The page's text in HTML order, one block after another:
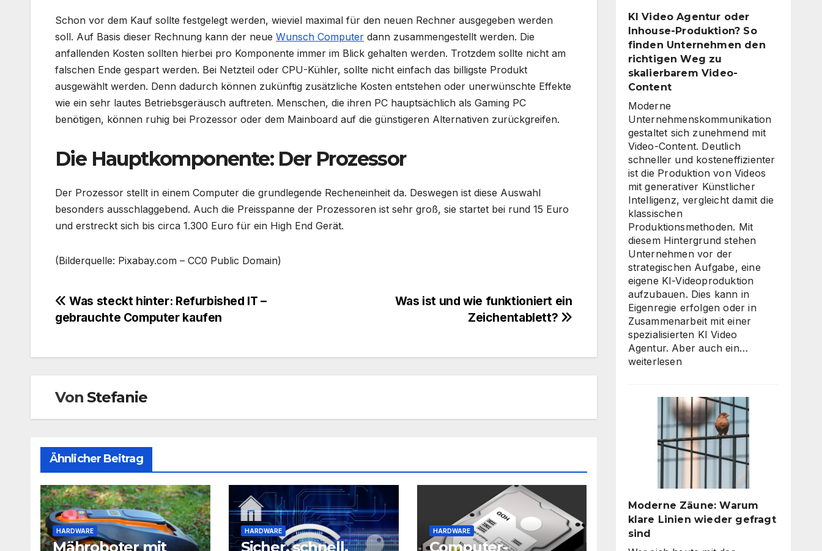
Schon vor dem Kauf sollte festgelegt werden, wieviel maximal für den neuen Rechner ausgegeben werden
soll. Auf Basis dieser Rechnung kann der neue Wunsch Computer dann zusammengestellt werden. Die
anfallenden Kosten sollten hierbei pro Komponente immer im Blick gehalten werden. Trotzdem sollte nicht am
falschen Ende gespart werden. Bei Netzteil oder CPU-Kühler, sollte nicht einfach das billigste Produkt
ausgewählt werden. Denn dadurch können zukünftig zusätzliche Kosten entstehen oder unerwünschte Effekte
wie ein sehr lautes Betriebsgeräusch auftreten. Menschen, die ihren PC hauptsächlich als Gaming PC
benötigen, können ruhig bei Prozessor oder dem Mainboard auf die günstigeren Alternativen zurückgreifen.
Die Hauptkomponente: Der Prozessor
Der Prozessor stellt in einem Computer die grundlegende Recheneinheit da. Deswegen ist diese Auswahl
besonders ausschlaggebend. Auch die Preisspanne der Prozessoren ist sehr groß, sie startet bei rund 15 Euro
und erstreckt sich bis circa 1.300 Euro für ein High End Gerät.
(Bilderquelle: Pixabay.com – CC0 Public Domain)
Beitragsnavigation
Was ist und wie funktioniert ein
Zeichentablett?
Was steckt hinter: Refurbished IT –
gebrauchte Computer kaufen
Von Stefanie
Ähnlicher Beitrag
HARDWARE
Mähroboter mit
HARDWARE
Sicher, schnell,
HARDWARE
Computer-
eine
unternehmensweite
KI-
Roadmap
ist
KI Video Agentur oder
Inhouse-Produktion? So
finden Unternehmen den
richtigen Weg zu
skalierbarem Video-
Content
Moderne
Unternehmenskommunikation
gestaltet sich zunehmend mit
Video-Content. Deutlich
schneller und kosteneffizienter
ist die Produktion von Videos
mit generativer Künstlicher
Intelligenz, vergleicht damit die
klassischen
Produktionsmethoden. Mit
diesem Hintergrund stehen
Unternehmen vor der
strategischen Aufgabe, eine
eigene KI-Videoproduktion
aufzubauen. Dies kann in
Eigenregie erfolgen oder in
Zusammenarbeit mit einer
spezialisierten KI Video
Agentur. Aber auch ein…
zu
skalierbarem
weiterlesen
Moderne Zäune: Warum
klare Linien wieder gefragt
sind